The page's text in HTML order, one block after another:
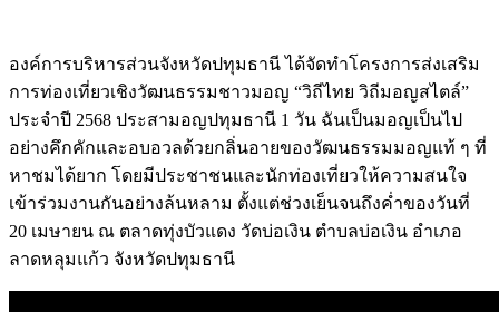
องค์การบริหารส่วนจังหวัดปทุมธานี ได้จัดทำโครงการส่งเสริม
การท่องเที่ยวเชิงวัฒนธรรมชาวมอญ “วิถีไทย วิถีมอญสไตล์”
ประจำปี 2568 ประสามอญปทุมธานี 1 วัน ฉันเป็นมอญเป็นไป
อย่างคึกคักและอบอวลด้วยกลิ่นอายของวัฒนธรรมมอญแท้ ๆ ที่
หาชมได้ยาก โดยมีประชาชนและนักท่องเที่ยวให้ความสนใจ
เข้าร่วมงานกันอย่างล้นหลาม ตั้งแต่ช่วงเย็นจนถึงค่ำของวันที่
20 เมษายน ณ ตลาดทุ่งบัวแดง วัดบ่อเงิน ตำบลบ่อเงิน อำเภอ
ลาดหลุมแก้ว จังหวัดปทุมธานี